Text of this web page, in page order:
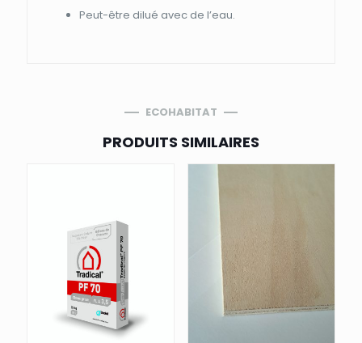
Peut-être dilué avec de l’eau.
ECOHABITAT
PRODUITS SIMILAIRES